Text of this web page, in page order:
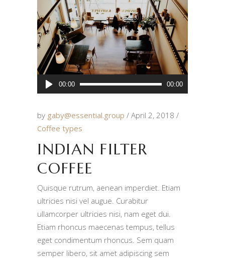
Audio
Player
00:00 00:00
by gaby@essential.group
April 2, 2018
Coffee types
INDIAN FILTER
COFFEE
Quisque rutrum, aenean imperdiet. Etiam
ultricies nisi vel augue. Curabitur
ullamcorper ultricies nisi, nam eget dui.
Etiam rhoncus maecenas tempus, tellus
eget condimentum rhoncus. Sem quam
semper libero, sit amet adipiscing sem